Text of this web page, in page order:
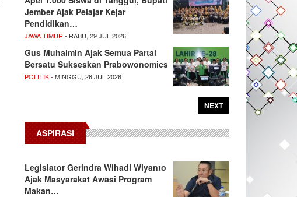
Jember Ajak Pelajar Kejar
Pendidikan…
JAWA TIMUR - RABU, 29 JUL 2026
Gus Muhaimin Ajak Semua Partai
Bersatu Sukseskan Prabowonomics
POLITIK- MINGGU, 26 JUL 2026
NEXT
ASPIRASI
Legislator Gerindra Wihadi Wiyanto
Ajak Masyarakat Awasi Program
Makan…